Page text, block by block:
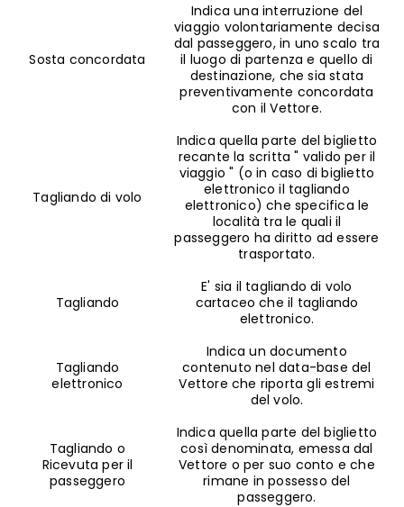
Sosta concordata
Indica una interruzione del
viaggio volontariamente decisa
dal passeggero, in uno scalo tra
il luogo di partenza e quello di
destinazione, che sia stata
preventivamente concordata
con il Vettore.
Tagliando di volo
Indica quella parte del biglietto
recante la scritta " valido per il
viaggio " (o in caso di biglietto
elettronico il tagliando
elettronico) che specifica le
località tra le quali il
passeggero ha diritto ad essere
trasportato.
Tagliando
E' sia il tagliando di volo
cartaceo che il tagliando
elettronico.
Tagliando
elettronico
Indica un documento
contenuto nel data-base del
Vettore che riporta gli estremi
del volo.
Tagliando o
Ricevuta per il
passeggero
Indica quella parte del biglietto
così denominata, emessa dal
Vettore o per suo conto e che
rimane in possesso del
passeggero.